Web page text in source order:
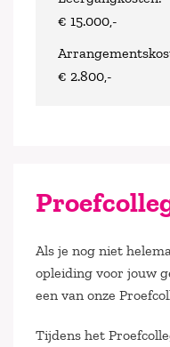
€ 15.000,-
€ 2.800,-
Als je nog niet
opleiding voor jouw
een van onze
Tijdens het